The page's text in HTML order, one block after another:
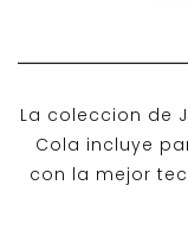
La coleccion de
Cola incluye
con la mejor